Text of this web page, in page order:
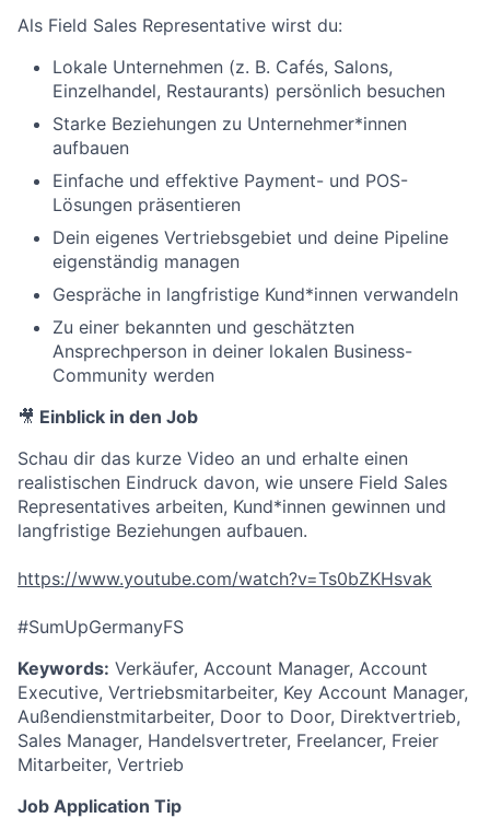
Als Field Sales Representative wirst du:
Lokale Unternehmen (z. B. Cafés, Salons,
Einzelhandel, Restaurants) persönlich besuchen
Starke Beziehungen zu Unternehmer*innen
aufbauen
Einfache und effektive Payment- und POS-
Lösungen präsentieren
Dein eigenes Vertriebsgebiet und deine Pipeline
eigenständig managen
Gespräche in langfristige Kund*innen verwandeln
Zu einer bekannten und geschätzten
Ansprechperson in deiner lokalen Business-
Community werden
🎥 Einblick in den Job
Schau dir das kurze Video an und erhalte einen
realistischen Eindruck davon, wie unsere Field Sales
Representatives arbeiten, Kund*innen gewinnen und
langfristige Beziehungen aufbauen.
https://www.youtube.com/watch?v=Ts0bZKHsvak
#SumUpGermanyFS
Keywords: Verkäufer, Account Manager, Account
Executive, Vertriebsmitarbeiter, Key Account Manager,
Außendienstmitarbeiter, Door to Door, Direktvertrieb,
Sales Manager, Handelsvertreter, Freelancer, Freier
Mitarbeiter, Vertrieb
Job Application Tip